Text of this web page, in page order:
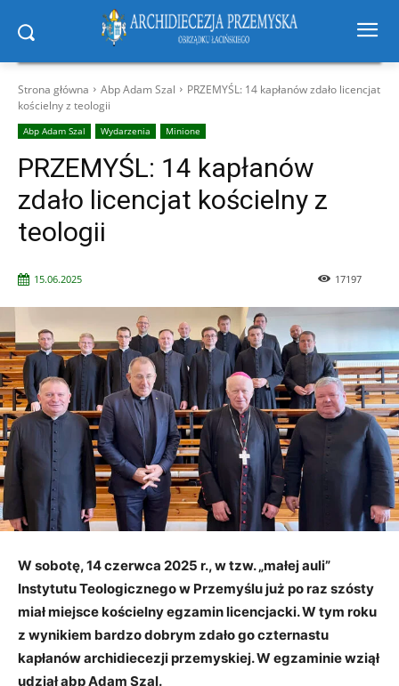
Strona główna Abp Adam Szal
PRZEMYŚL: 14 kapłanów zdało licencjat
kościelny z teologii
Abp Adam Szal Wydarzenia Minione
PRZEMYŚL: 14 kapłanów
zdało licencjat kościelny z
teologii
15.06.2025 17197
W sobotę, 14 czerwca 2025 r., w tzw. „małej auli”
Instytutu Teologicznego w Przemyślu już po raz szósty
miał miejsce kościelny egzamin licencjacki. W tym roku
z wynikiem bardzo dobrym zdało go czternastu
kapłanów archidiecezji przemyskiej. W egzaminie wziął
udział abp Adam Szal.